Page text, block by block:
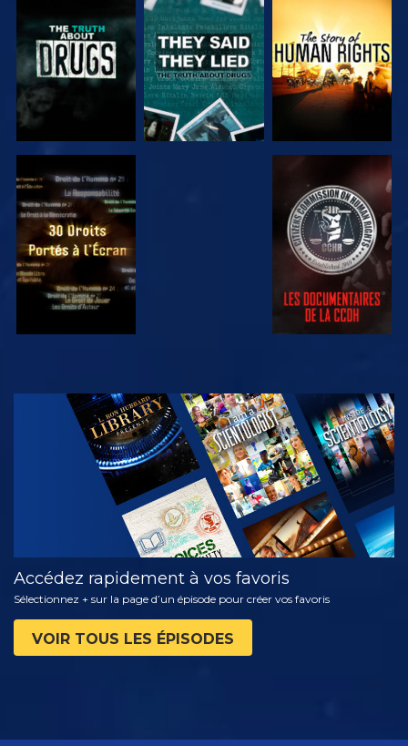
REGARDER REGARDER
REGARDER REGARDER
REGARDER
DÉCOUVRIR
LES SÉRIES
Accédez rapidement à vos favoris
Sélectionnez + sur la page d’un épisode pour créer vos favoris
VOIR TOUS LES ÉPISODES